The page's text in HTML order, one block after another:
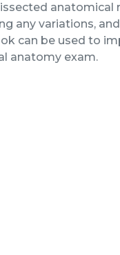
anatomical
any variations,
can be used to
anatomy exam.